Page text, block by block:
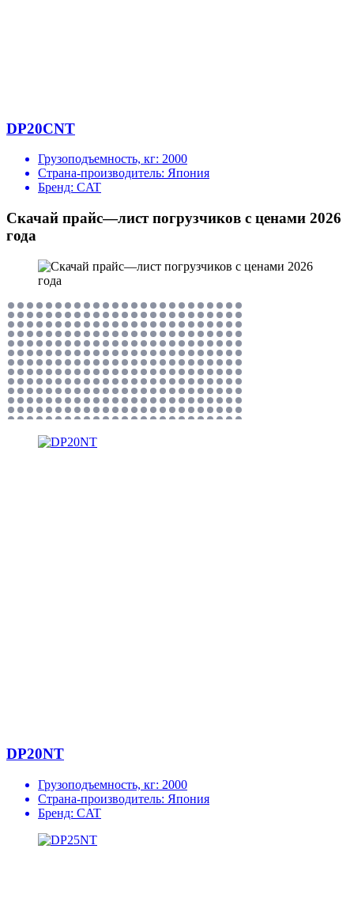
DP20CNT
Грузоподъемность, кг: 2000
Страна-производитель: Япония
Бренд: CAT
Скачай прайс—лист погрузчиков с ценами 2026
года
DP20NT
Грузоподъемность, кг: 2000
Страна-производитель: Япония
Бренд: CAT